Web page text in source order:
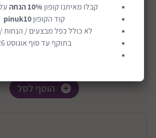
משלוח חינם
הוסף לסל
קבלו מאיתנו קופון 10% הנחה
קוד הקופוןpinuk10
לא כולל כפל מבצעים / הנחות /
בתוקף עד סוף אוגוסט 26